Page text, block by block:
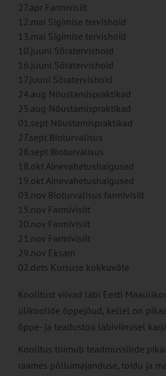
27.apr Farmivisiit
12.mai Sigimise tervishoid
13.mai Sigimise tervishoid
10.juuni Sõratervishoid
16.juuni Sõratervishoid
17.juuni Sõratervishoid
24.aug Nõustamispraktikad
25.aug Nõustamispraktikad
01.sept Nõustamispraktikad
27.sept Bioturvalisus
28.sept Bioturvalisus
18.okt Ainevahetushaigused
19.okt Ainevahetushaigused
03.nov Bioturvalisus farmivisiit
15.nov Farmivisiit
20.nov Farmivisiit
21.nov Farmivisiit
29.nov Eksam
02.dets Kursuse kokkuvõte
Koolitust viivad läbi Eesti
ülikoolide õppejõud, kellel on
õppe- ja teadustöö läbiviimisel
Koolitus toimub teadmussiirde
raames põllumajanduse, toidu ja